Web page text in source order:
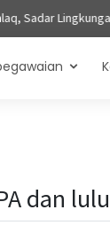
dan Berwawasan
dan